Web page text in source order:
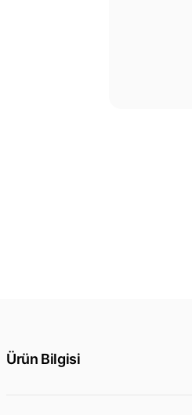
Ürün Bilgisi